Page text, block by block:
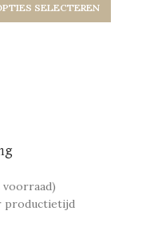
SELECTEREN
voorraad)
productietijd